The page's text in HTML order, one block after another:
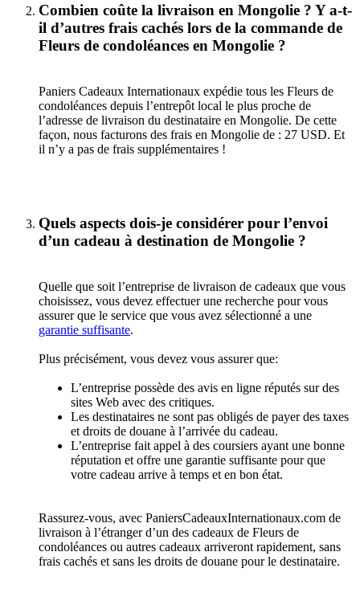
Combien coûte la livraison en Mongolie ? Y a-t-
il d’autres frais cachés lors de la commande de
Fleurs de condoléances en Mongolie ?
Paniers Cadeaux Internationaux expédie tous les Fleurs de
condoléances depuis l’entrepôt local le plus proche de
l’adresse de livraison du destinataire en Mongolie. De cette
façon, nous facturons des frais en Mongolie de : 27 USD. Et
il n’y a pas de frais supplémentaires !
Quels aspects dois-je considérer pour l’envoi
d’un cadeau à destination de Mongolie ?
Quelle que soit l’entreprise de livraison de cadeaux que vous
choisissez, vous devez effectuer une recherche pour vous
assurer que le service que vous avez sélectionné a une
garantie suffisante.
Plus précisément, vous devez vous assurer que:
L’entreprise possède des avis en ligne réputés sur des
sites Web avec des critiques.
Les destinataires ne sont pas obligés de payer des taxes
et droits de douane à l’arrivée du cadeau.
L’entreprise fait appel à des coursiers ayant une bonne
réputation et offre une garantie suffisante pour que
votre cadeau arrive à temps et en bon état.
Rassurez-vous, avec PaniersCadeauxInternationaux.com de
livraison à l’étranger d’un des cadeaux de Fleurs de
condoléances ou autres cadeaux arriveront rapidement, sans
frais cachés et sans les droits de douane pour le destinataire.